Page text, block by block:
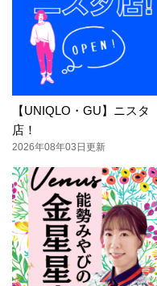
【UNIQLO・GU】ニスタ
店！
2026年08年03日更新